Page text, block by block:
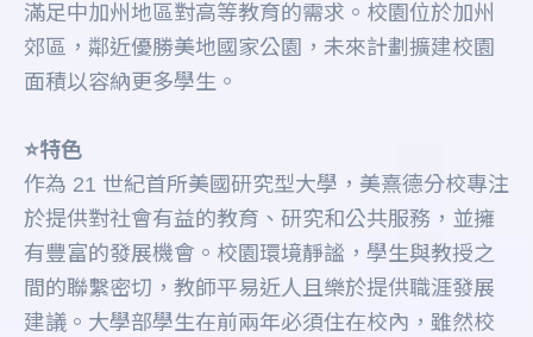
滿足中加州地區對高等教育的需求。校園位於加州
郊區，鄰近優勝美地國家公園，未來計劃擴建校園
面積以容納更多學生。
⭐️特色
作為 21 世紀首所美國研究型大學，美熹德分校專注
於提供對社會有益的教育、研究和公共服務，並擁
有豐富的發展機會。校園環境靜謐，學生與教授之
間的聯繫密切，教師平易近人且樂於提供職涯發展
建議。大學部學生在前兩年必須住在校內，雖然校